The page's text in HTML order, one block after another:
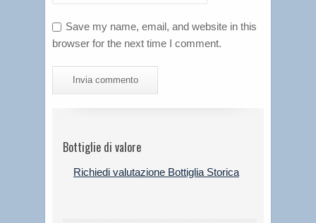
Save my name, email, and website in this
browser for the next time I comment.
Bottiglie di valore
Richiedi valutazione Bottiglia Storica